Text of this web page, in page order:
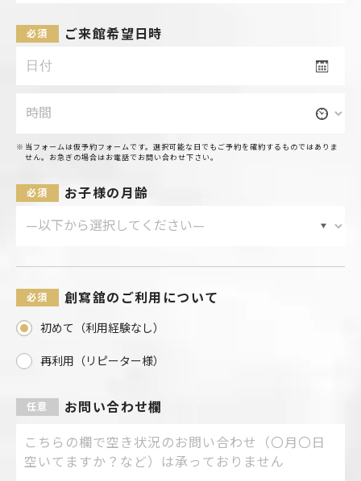
ご来館希望日時
当フォームは仮予約フォームです。選択可能な日でもご予約を確約するものではありま
せん。お急ぎの場合はお電話でお問い合わせ下さい。
お子様の月齢
創寫舘のご利用について
初めて（利用経験なし）
再利用（リピーター様）
お問い合わせ欄